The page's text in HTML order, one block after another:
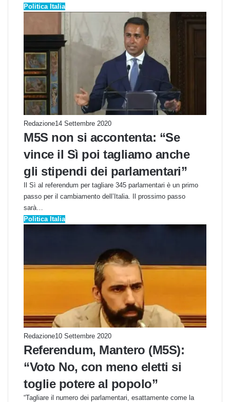
Politica Italia
Redazione14 Settembre 2020
M5S non si accontenta: “Se
vince il Sì poi tagliamo anche
gli stipendi dei parlamentari”
Il Sì al referendum per tagliare 345 parlamentari è un primo
passo per il cambiamento dell’Italia. Il prossimo passo
sarà…
Politica Italia
Redazione10 Settembre 2020
Referendum, Mantero (M5S):
“Voto No, con meno eletti si
toglie potere al popolo”
“Tagliare il numero dei parlamentari, esattamente come la